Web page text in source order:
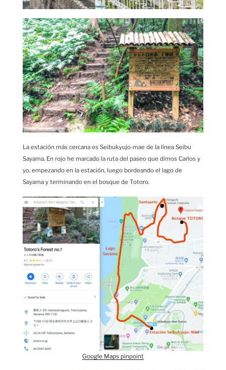
La estación más cercana es Seibukyujo-mae de la línea Seibu
Sayama. En rojo he marcado la ruta del paseo que dimos Carlos y
yo, empezando en la estación, luego bordeando el lago de
Sayama y terminando en el bosque de Totoro.
Google Maps pinpoint